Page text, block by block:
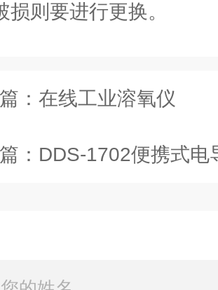
损则要进行更换。
： 在线工业溶氧仪
： DDS-1702便携式电